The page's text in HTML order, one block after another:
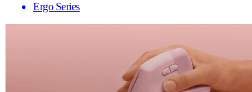
Ergo Series